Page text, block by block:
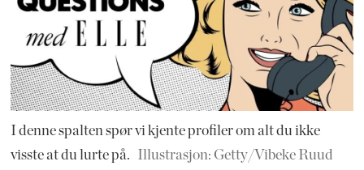
I denne spalten spør vi kjente profiler om alt du ikke
visste at du lurte på.
Illustrasjon: Getty/Vibeke Ruud